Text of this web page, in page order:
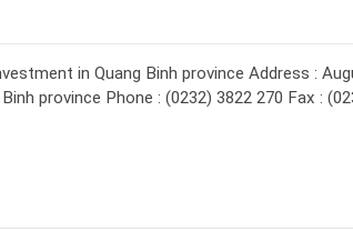
in Quang Binh province Address :
province Phone : (0232) 3822 270 Fax :